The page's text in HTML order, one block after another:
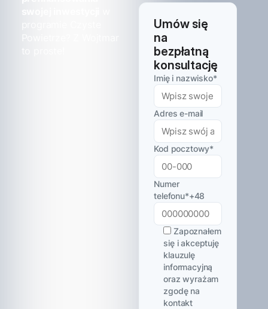
Umów się
na
bezpłatną
konsultację
Imię i nazwisko*
Adres e-mail
Kod pocztowy*
Numer
telefonu*+48
Zapoznałem
się i akceptuję
klauzulę
informacyjną
oraz wyrażam
zgodę na
kontakt